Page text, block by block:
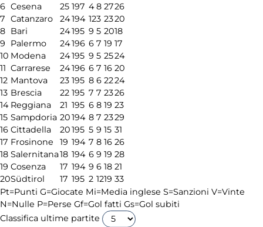
6 Cesena 25 197 48 2726
7 Catanzaro 24194 123 2320
8 Bari 24195 9 5 2018
9
Palermo 24196 6 7 19 17
10 Modena 24195 9 5 2524
11 Carrarese 24196 6 7 16 20
12 Mantova 23 195 8 6 2224
13 Brescia 22 195 7 7 2326
14 Reggiana 21 195 6 8 19 23
15 Sampdoria 20194 8 7 2329
16 Cittadella 20195 5 9 15 31
17 Frosinone 19 194 7 8 16 26
18 Salernitana18 194 6 9 19 28
19 Cosenza 17 194 9 6 18 21
20Südtirol 17 195 2 1219 33
Pt=Punti G=Giocate Mi=Media inglese S=Sanzioni V=Vinte
N=Nulle P=Perse Gf=Gol fatti Gs=Gol subiti
Classifica ultime partite